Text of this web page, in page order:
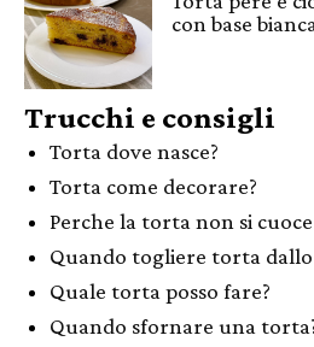
con base
Trucchi e consigli
Torta dove nasce?
Torta come decorare?
Perche la torta non si
Quando togliere torta dallo
Quale torta posso fare?
Quando sfornare una